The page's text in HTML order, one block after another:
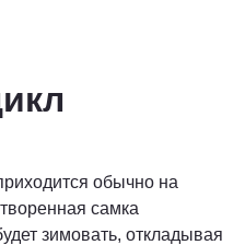
обычно на
самка
зимовать, откладывая